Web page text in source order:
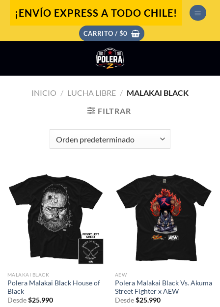
¡ENVÍO EXPRESS A TODO CHILE!
CARRITO / $0
INICIO / LUCHA LIBRE / MALAKAI BLACK
FILTRAR
MALAKAI BLACK
Polera Malakai Black House of
Black
Desde $25.990
AEW
Polera Malakai Black Vs. Akuma
Street Fighter x AEW
Desde $25.990